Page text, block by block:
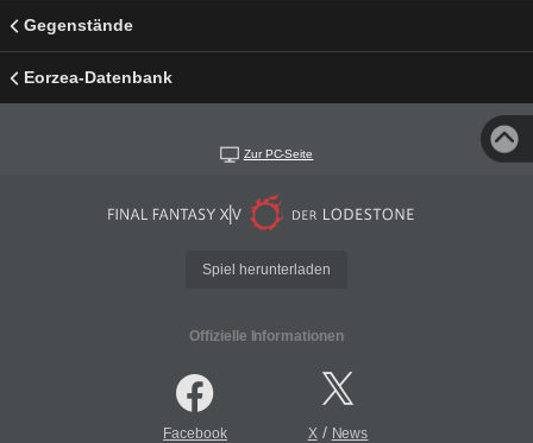
Gegenstände
Eorzea-Datenbank
Zur PC-Seite
Spiel herunterladen
Offizielle Informationen
Facebook X/ News